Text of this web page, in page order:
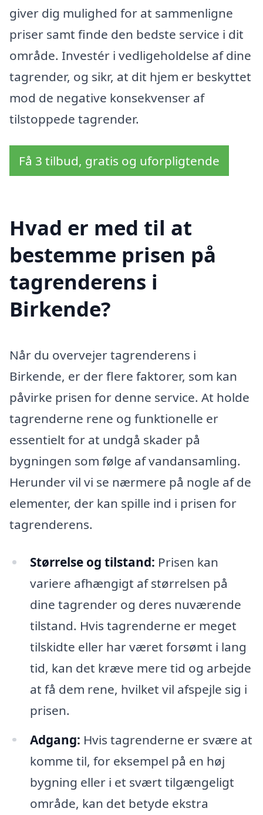
giver dig mulighed for at sammenligne
priser samt finde den bedste service i dit
område. Investér i vedligeholdelse af dine
tagrender, og sikr, at dit hjem er beskyttet
mod de negative konsekvenser af
tilstoppede tagrender.
Få 3 tilbud, gratis og uforpligtende
Hvad er med til at
bestemme prisen på
tagrenderens i
Birkende?
Når du overvejer tagrenderens i
Birkende, er der flere faktorer, som kan
påvirke prisen for denne service. At holde
tagrenderne rene og funktionelle er
essentielt for at undgå skader på
bygningen som følge af vandansamling.
Herunder vil vi se nærmere på nogle af de
elementer, der kan spille ind i prisen for
tagrenderens.
Størrelse og tilstand: Prisen kan
variere afhængigt af størrelsen på
dine tagrender og deres nuværende
tilstand. Hvis tagrenderne er meget
tilskidte eller har været forsømt i lang
tid, kan det kræve mere tid og arbejde
at få dem rene, hvilket vil afspejle sig i
prisen.
Adgang: Hvis tagrenderne er svære at
komme til, for eksempel på en høj
bygning eller i et svært tilgængeligt
område, kan det betyde ekstra